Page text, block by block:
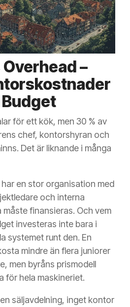
–
för ett kök, men 30 % av
chef, kontorshyran och
Det är liknande i många
en stor organisation med
och interna
måste finansieras. Och vem
investeras inte bara i
systemet runt den. En
mindre än flera juniorer
men byråns prismodell
för hela maskineriet.
säljavdelning, inget kontor